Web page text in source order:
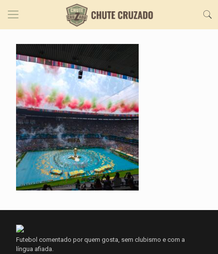
Futebol comentado por quem gosta, sem clubismo e com a
língua afiada.